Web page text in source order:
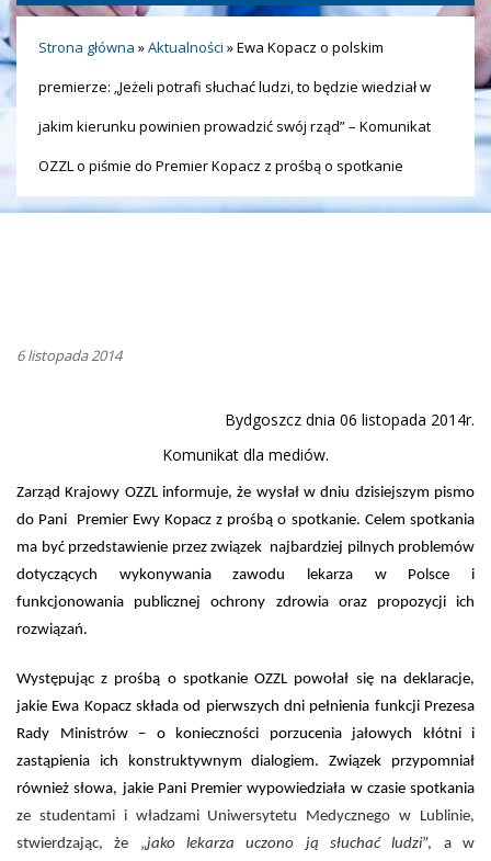
Strona główna »Aktualności »Ewa Kopacz o polskim
premierze: „Jeżeli potrafi słuchać ludzi, to będzie wiedział w
jakim kierunku powinien prowadzić swój rząd” – Komunikat
OZZL o piśmie do Premier Kopacz z prośbą o spotkanie
6 listopada 2014
Bydgoszcz dnia 06 listopada 2014r.
Komunikat dla mediów.
Zarząd Krajowy OZZL informuje, że wysłał w dniu dzisiejszym pismo
do Pani Premier Ewy Kopacz z prośbą o spotkanie. Celem spotkania
ma być przedstawienie przez związek najbardziej pilnych problemów
dotyczących wykonywania zawodu lekarza w Polsce i
funkcjonowania publicznej ochrony zdrowia oraz propozycji ich
rozwiązań.
Występując z prośbą o spotkanie OZZL powołał się na deklaracje,
jakie Ewa Kopacz składa od pierwszych dni pełnienia funkcji Prezesa
Rady Ministrów – o konieczności porzucenia jałowych kłótni i
zastąpienia ich konstruktywnym dialogiem. Związek przypomniał
również słowa, jakie Pani Premier wypowiedziała w czasie spotkania
ze studentami i władzami Uniwersytetu Medycznego w Lublinie,
stwierdzając, że „jako lekarza uczono ją słuchać ludzi”, a w